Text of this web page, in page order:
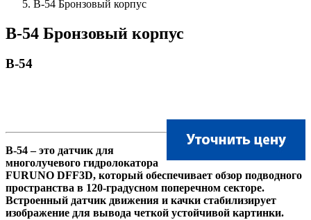
B-54 Бронзовый корпус
B-54 Бронзовый корпус
B-54
B-54 – это датчик для
многолучевого гидролокатора
FURUNO DFF3D, который обеспечивает обзор подводного
пространства в 120-градусном поперечном секторе.
Встроенный датчик движения и качки стабилизирует
изображение для вывода четкой устойчивой картинки.